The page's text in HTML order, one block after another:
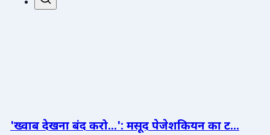
'ख्वाब देखना बंद करो...': मसूद पेजेशकियन का ट...